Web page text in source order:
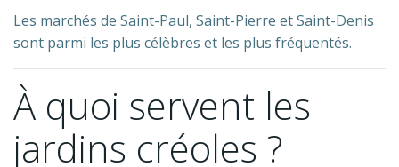
Les marchés de Saint-Paul, Saint-Pierre et Saint-Denis
sont parmi les plus célèbres et les plus fréquentés.
À quoi servent les
jardins créoles ?